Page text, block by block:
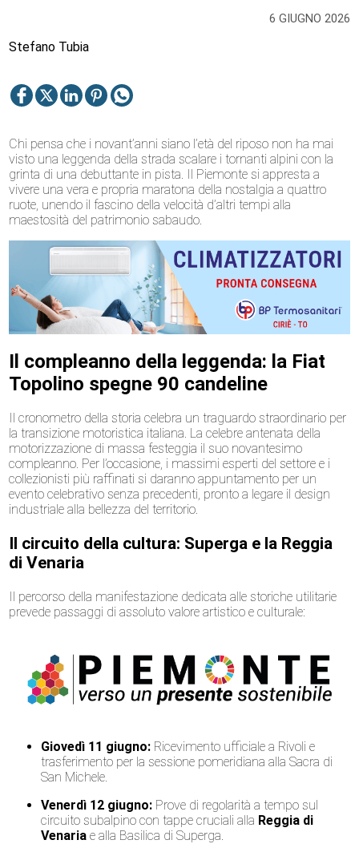
6 GIUGNO 2026
Stefano Tubia
Chi pensa che i novant’anni siano l’età del riposo non ha mai
visto una leggenda della strada scalare i tornanti alpini con la
grinta di una debuttante in pista. Il Piemonte si appresta a
vivere una vera e propria maratona della nostalgia a quattro
ruote, unendo il fascino della velocità d’altri tempi alla
maestosità del patrimonio sabaudo.
Il compleanno della leggenda: la Fiat
Topolino spegne 90 candeline
Il cronometro della storia celebra un traguardo straordinario per
la transizione motoristica italiana. La celebre antenata della
motorizzazione di massa festeggia il suo novantesimo
compleanno. Per l’occasione, i massimi esperti del settore e i
collezionisti più raffinati si daranno appuntamento per un
evento celebrativo senza precedenti, pronto a legare il design
industriale alla bellezza del territorio.
Il circuito della cultura: Superga e la Reggia
di Venaria
Il percorso della manifestazione dedicata alle storiche utilitarie
prevede passaggi di assoluto valore artistico e culturale:
Giovedì 11 giugno: Ricevimento ufficiale a Rivoli e
trasferimento per la sessione pomeridiana alla Sacra di
San Michele.
Venerdì 12 giugno: Prove di regolarità a tempo sul
circuito subalpino con tappe cruciali alla Reggia di
Venaria e alla Basilica di Superga.